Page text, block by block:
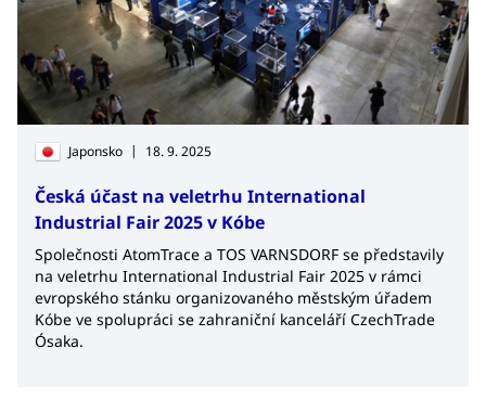
Japonsko | 18. 9. 2025
Česká účast na veletrhu International
Industrial Fair 2025 v Kóbe
Společnosti AtomTrace a TOS VARNSDORF se představily
na veletrhu International Industrial Fair 2025 v rámci
evropského stánku organizovaného městským úřadem
Kóbe ve spolupráci se zahraniční kanceláří CzechTrade
Ósaka.